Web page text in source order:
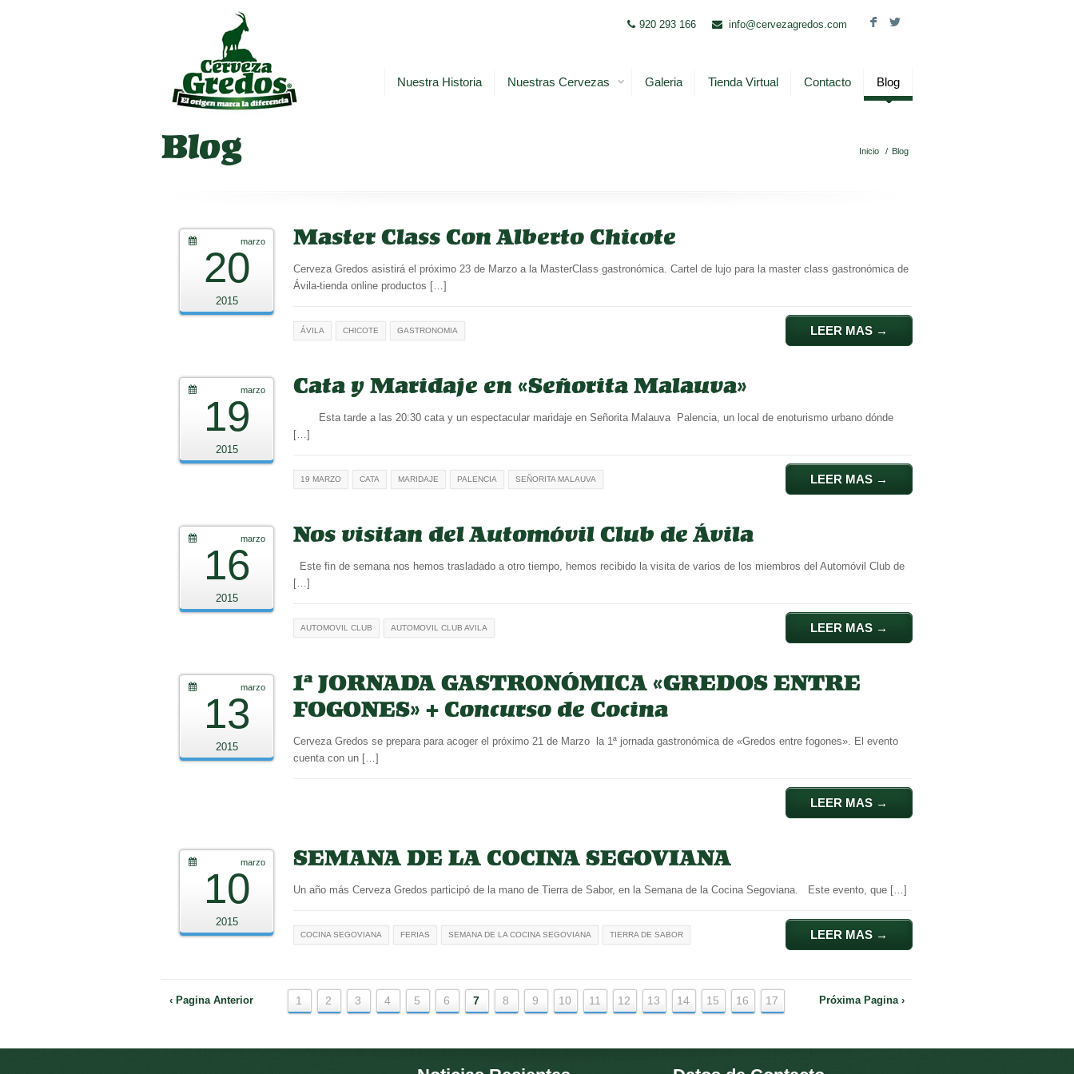
920 293 166 info@cervezagredos.com F L
Nuestra Historia Nuestras Cervezas Galeria Tienda Virtual Contacto Blog
Blog Inicio / Blog
20
marzo
2015
Master Class Con Alberto Chicote
Cerveza Gredos asistirá el próximo 23 de Marzo a la MasterClass gastronómica. Cartel de lujo para la master class gastronómica de
Ávila-tienda online productos […]
ÁVILA CHICOTE GASTRONOMIA LEER MAS →
19
marzo
2015
Cata y Maridaje en «Señorita Malauva»
Esta tarde a las 20:30 cata y un espectacular maridaje en Señorita Malauva Palencia, un local de enoturismo urbano dónde
[…]
19 MARZO CATA MARIDAJE PALENCIA SEÑORITA MALAUVA LEER MAS →
16
marzo
2015
Nos visitan del Automóvil Club de Ávila
Este fin de semana nos hemos trasladado a otro tiempo, hemos recibido la visita de varios de los miembros del Automóvil Club de
[…]
AUTOMOVIL CLUB AUTOMOVIL CLUB AVILA LEER MAS →
13
marzo
2015
1ª JORNADA GASTRONÓMICA «GREDOS ENTRE
FOGONES» + Concurso de Cocina
Cerveza Gredos se prepara para acoger el próximo 21 de Marzo la 1ª jornada gastronómica de «Gredos entre fogones». El evento
cuenta con un […]
LEER MAS →
10
marzo
2015
SEMANA DE LA COCINA SEGOVIANA
Un año más Cerveza Gredos participó de la mano de Tierra de Sabor, en la Semana de la Cocina Segoviana. Este evento, que […]
COCINA SEGOVIANA FERIAS SEMANA DE LA COCINA SEGOVIANA TIERRA DE SABOR LEER MAS →
‹ Pagina Anterior 1 2 3 4 5 6 7 8 9 10 11 12 13 14 15 16 17 Próxima Pagina ›